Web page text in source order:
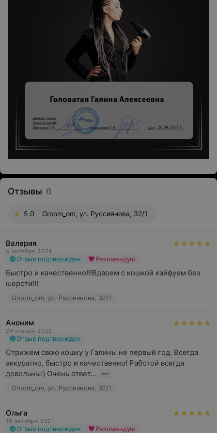
Отзывы 6
5.0 Groom_om, ул. Руссиянова, 32/1
Валерия
4 октября 2024
Отзыв подтвержден Рекомендую
Быстро и качественно!!!Вдвоем с кошкой кайфуем без
шерсти!!!
Groom_om, ул. Руссиянова, 32/1
Аноним
24 января 2022
Отзыв подтвержден
Стрижем свою кошку у Галины не первый год. Всегда
аккуратно, быстро и качественно! Работой всегда
довольны:) Очень ответ...
Groom_om, ул. Руссиянова, 32/1
Ольга
19 октября 2021
Отзыв подтвержден Рекомендую